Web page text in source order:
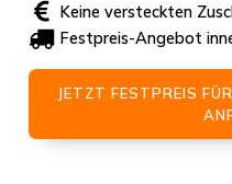
Keine versteckten
Festpreis-Angebot
JETZT FESTPREIS